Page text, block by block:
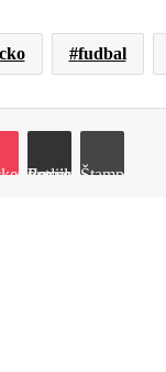
fudbal
Podijeli putem Emaila Štampaj